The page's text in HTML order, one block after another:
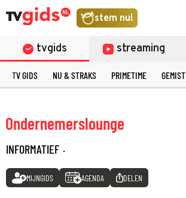
stem nu!
tvgids streaming
TV GIDS NU & STRAKS PRIMETIME GEMIST
Ondernemerslounge
INFORMATIEF ·
MIJNGIDS AGENDA DELEN